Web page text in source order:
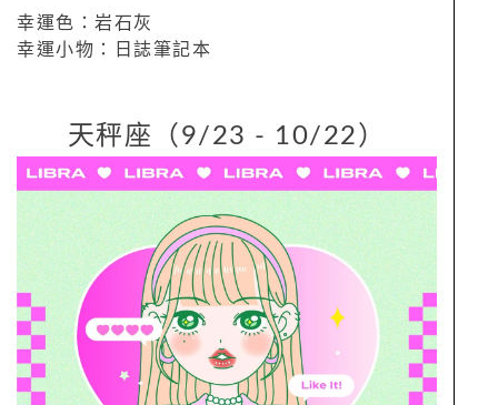
幸運色：岩石灰
幸運小物：日誌筆記本
天秤座（9/23 - 10/22）